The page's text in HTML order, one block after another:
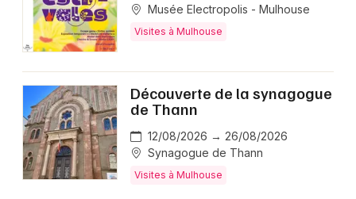
Musée Electropolis - Mulhouse
Visites à Mulhouse
Découverte de la synagogue
de Thann
12/08/2026 → 26/08/2026
Synagogue de Thann
Visites à Mulhouse